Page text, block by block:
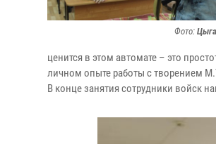
Фото:
ценится в этом автомате – это
личном опыте работы с творением
В конце занятия сотрудники войск